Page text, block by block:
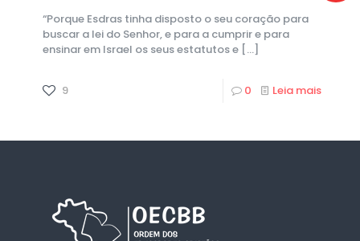
“Porque Esdras tinha disposto o seu coração para
buscar a lei do Senhor, e para a cumprir e para
ensinar em Israel os seus estatutos e […]
9 0 Leia mais